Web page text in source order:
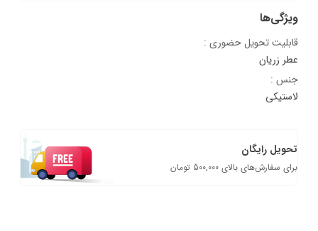
ویژگی‌ها
قابلیت تحویل حضوری :
عطر زریان
جنس :
لاستیکی
تحویل رایگان
برای سفارش‌های بالای 500,000 تومان